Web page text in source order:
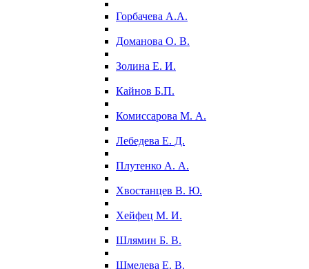
Горбачева А.А.
Доманова О. В.
Золина Е. И.
Кайнов Б.П.
Комиссарова М. А.
Лебедева Е. Д.
Плутенко А. А.
Хвостанцев В. Ю.
Хейфец М. И.
Шлямин Б. В.
Шмелева Е. В.